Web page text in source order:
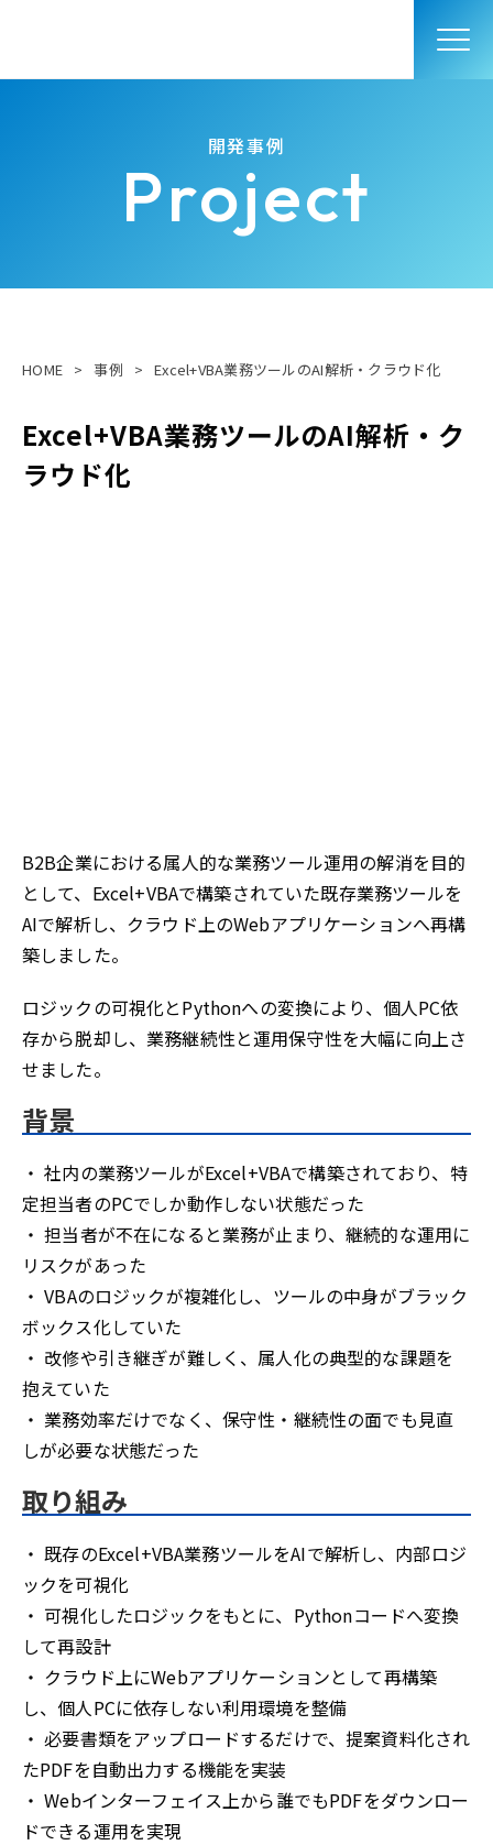
開発事例
Project
HOME > 事例 > Excel+VBA業務ツールのAI解析・クラウド化
Excel+VBA業務ツールのAI解析・ク
ラウド化
B2B企業における属人的な業務ツール運用の解消を目的
として、Excel+VBAで構築されていた既存業務ツールを
AIで解析し、クラウド上のWebアプリケーションへ再構
築しました。
ロジックの可視化とPythonへの変換により、個人PC依
存から脱却し、業務継続性と運用保守性を大幅に向上さ
せました。
背景
・ 社内の業務ツールがExcel+VBAで構築されており、特
定担当者のPCでしか動作しない状態だった
・ 担当者が不在になると業務が止まり、継続的な運用に
リスクがあった
・ VBAのロジックが複雑化し、ツールの中身がブラック
ボックス化していた
・ 改修や引き継ぎが難しく、属人化の典型的な課題を
抱えていた
・ 業務効率だけでなく、保守性・継続性の面でも見直
しが必要な状態だった
取り組み
・ 既存のExcel+VBA業務ツールをAIで解析し、内部ロジ
ックを可視化
・ 可視化したロジックをもとに、Pythonコードへ変換
して再設計
・ クラウド上にWebアプリケーションとして再構築
し、個人PCに依存しない利用環境を整備
・ 必要書類をアップロードするだけで、提案資料化され
たPDFを自動出力する機能を実装
・ Webインターフェイス上から誰でもPDFをダウンロー
ドできる運用を実現